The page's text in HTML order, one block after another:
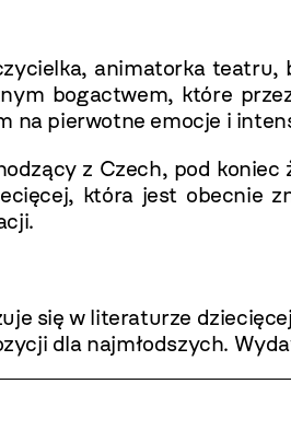
animatorka
bogactwem, które
na pierwotne emocje i
z Czech, pod koniec
która jest obecnie
się w literaturze
dla najmłodszych.